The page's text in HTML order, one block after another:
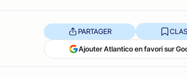
PARTAGER
Ajouter Atlantico en favori sur